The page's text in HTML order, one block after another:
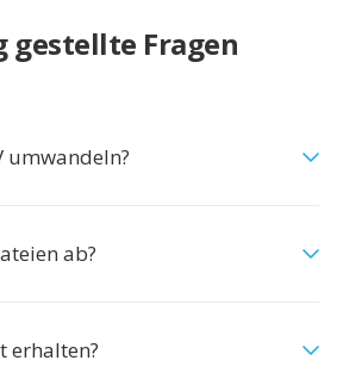
gestellte Fragen
umwandeln?
ab?
erhalten?